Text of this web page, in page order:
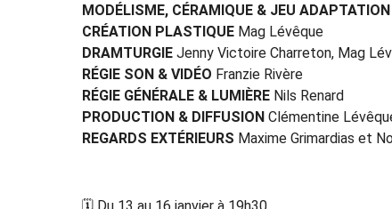
MODÉLISME, CÉRAMIQUE & JEU
CRÉATION PLASTIQUE Mag Lévêque
DRAMTURGIE Jenny Victoire Charreton, Mag
RÉGIE SON & VIDÉO Franzie Rivère
RÉGIE GÉNÉRALE & LUMIÈRE Nils Renard
PRODUCTION & DIFFUSION Clémentine
REGARDS EXTÉRIEURS Maxime Grimardias et